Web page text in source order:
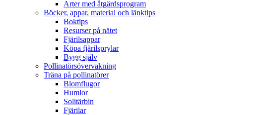
Arter med åtgärdsprogram
Böcker, appar, material och länktips
Boktips
Resurser på nätet
Fjärilsappar
Köpa fjärilsprylar
Bygg själv
Pollinatörsövervakning
Träna på pollinatörer
Blomflugor
Humlor
Solitärbin
Fjärilar